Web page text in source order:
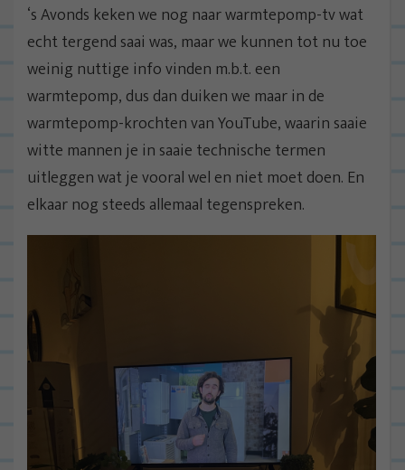
‘s Avonds keken we nog naar warmtepomp-tv wat
echt tergend saai was, maar we kunnen tot nu toe
weinig nuttige info vinden m.b.t. een
warmtepomp, dus dan duiken we maar in de
warmtepomp-krochten van YouTube, waarin saaie
witte mannen je in saaie technische termen
uitleggen wat je vooral wel en niet moet doen. En
elkaar nog steeds allemaal tegenspreken.